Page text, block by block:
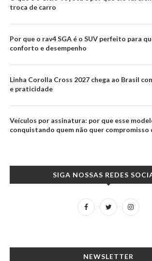
troca de carro
Por que o rav4 SGA é o SUV perfeito para
conforto e desempenho
Linha Corolla Cross 2027 chega ao Brasil
e praticidade
Veículos por assinatura: por que esse
conquistando quem não quer compromisso
SIGA NOSSAS REDES
NEWSLETTER